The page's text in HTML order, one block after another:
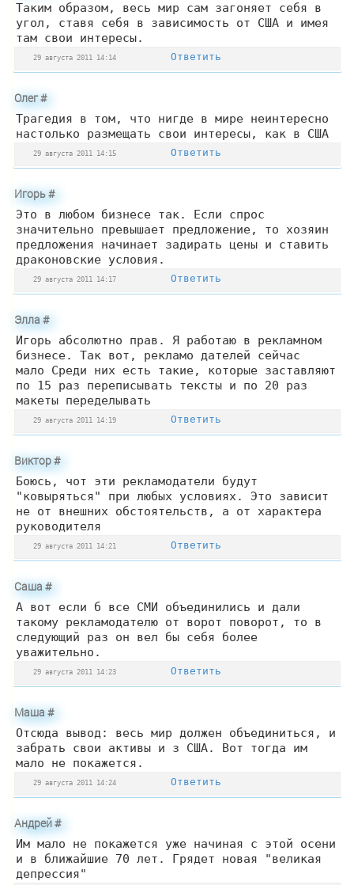
Таким образом, весь мир сам загоняет себя в
угол, ставя себя в зависимость от США и имея
там свои интересы.
29 августа 2011 14:14 Ответить
Олег#
Трагедия в том, что нигде в мире неинтересно
настолько размещать свои интересы, как в США
29 августа 2011 14:15 Ответить
Игорь#
Это в любом бизнесе так. Если спрос
значительно превышает предложение, то хозяин
предложения начинает задирать цены и ставить
драконовские условия.
29 августа 2011 14:17 Ответить
Элла#
Игорь абсолютно прав. Я работаю в рекламном
бизнесе. Так вот, рекламо дателей сейчас
мало Среди них есть такие, которые заставляют
по 15 раз переписывать тексты и по 20 раз
макеты переделывать
29 августа 2011 14:19 Ответить
Виктор#
Боюсь, чот эти рекламодатели будут
"ковыряться" при любых условиях. Это зависит
не от внешних обстоятельств, а от характера
руководителя
29 августа 2011 14:21 Ответить
Саша#
А вот если б все СМИ объединились и дали
такому рекламодателю от ворот поворот, то в
следующий раз он вел бы себя более
уважительно.
29 августа 2011 14:23 Ответить
Маша#
Отсюда вывод: весь мир должен объединиться, и
забрать свои активы и з США. Вот тогда им
мало не покажется.
29 августа 2011 14:24 Ответить
Андрей#
Им мало не покажется уже начиная с этой осени
и в ближайшие 70 лет. Грядет новая "великая
депрессия"